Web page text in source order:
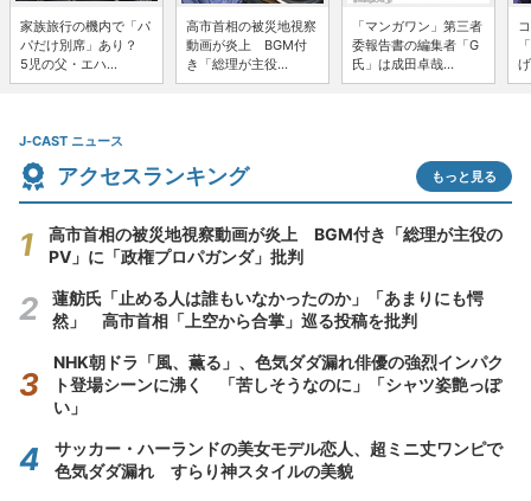
家族旅行の機内で「パ
パだけ別席」あり？
5児の父・エハ...
高市首相の被災地視察
動画が炎上 BGM付
き「総理が主役...
「マンガワン」第三者
委報告書の編集者「G
氏」は成田卓哉...
J-CAST ニュース
アクセスランキング もっと見る
高市首相の被災地視察動画が炎上 BGM付き「総理が主役の
PV」に「政権プロパガンダ」批判
蓮舫氏「止める人は誰もいなかったのか」「あまりにも愕
然」 高市首相「上空から合掌」巡る投稿を批判
NHK朝ドラ「風、薫る」、色気ダダ漏れ俳優の強烈インパク
ト登場シーンに沸く 「苦しそうなのに」「シャツ姿艶っぽ
い」
サッカー・ハーランドの美女モデル恋人、超ミニ丈ワンピで
色気ダダ漏れ すらり神スタイルの美貌